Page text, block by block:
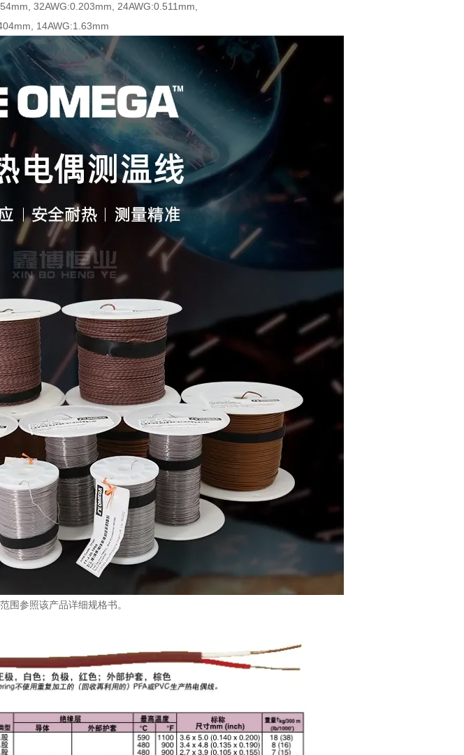
32AWG:0.203mm, 24AWG:0.511mm,
14AWG:1.63mm
围参照该产品详细规格书。